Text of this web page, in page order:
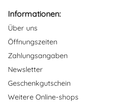
Informationen:
Über uns
Öffnungszeiten
Zahlungsangaben
Newsletter
Geschenkgutschein
Weitere Online-shops